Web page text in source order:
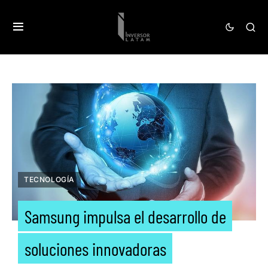
TECNOLOGÍA
Samsung impulsa el desarrollo de
soluciones innovadoras